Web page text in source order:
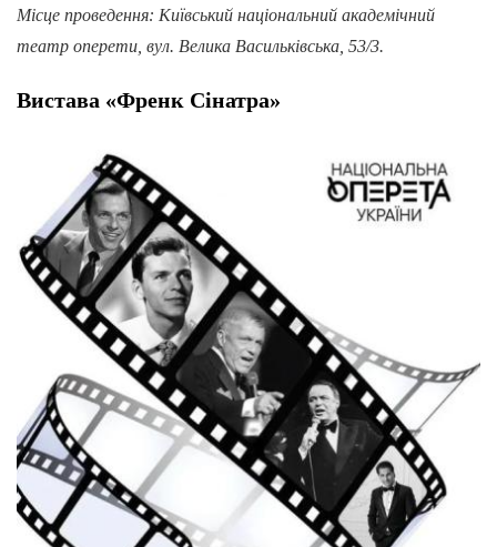
Місце проведення: Київський національний академічний
театр оперети, вул. Велика Васильківська, 53/3.
Вистава «Френк Сінатра»